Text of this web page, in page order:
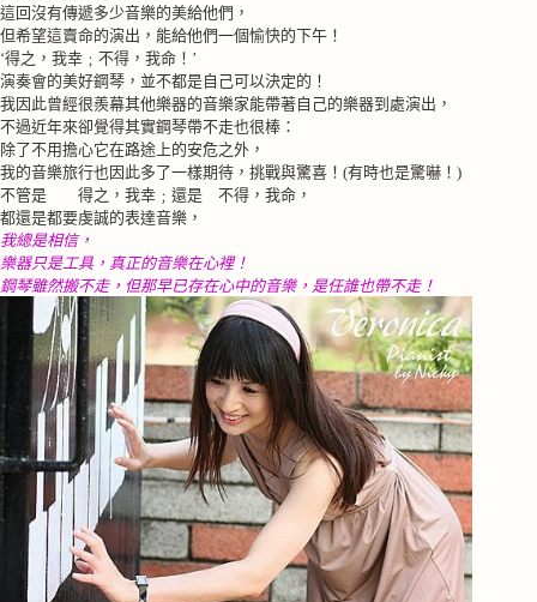
這回沒有傳遞多少音樂的美給他們，
但希望這賣命的演出，能給他們一個愉快的下午！
‘得之，我幸﹔不得，我命！’
演奏會的美好鋼琴，並不都是自己可以決定的！
我因此曾經很羨幕其他樂器的音樂家能帶著自己的樂器到處演出，
不過近年來卻覺得其實鋼琴帶不走也很棒：
除了不用擔心它在路途上的安危之外，
我的音樂旅行也因此多了一樣期待，挑戰與驚喜！ (有時也是驚嚇！ )
不管是 得之，我幸﹔還是 不得，我命，
都還是都要虔誠的表達音樂，
我總是相信，
樂器只是工具，真正的音樂在心裡！
鋼琴雖然搬不走，但那早已存在心中的音樂，是任誰也帶不走！